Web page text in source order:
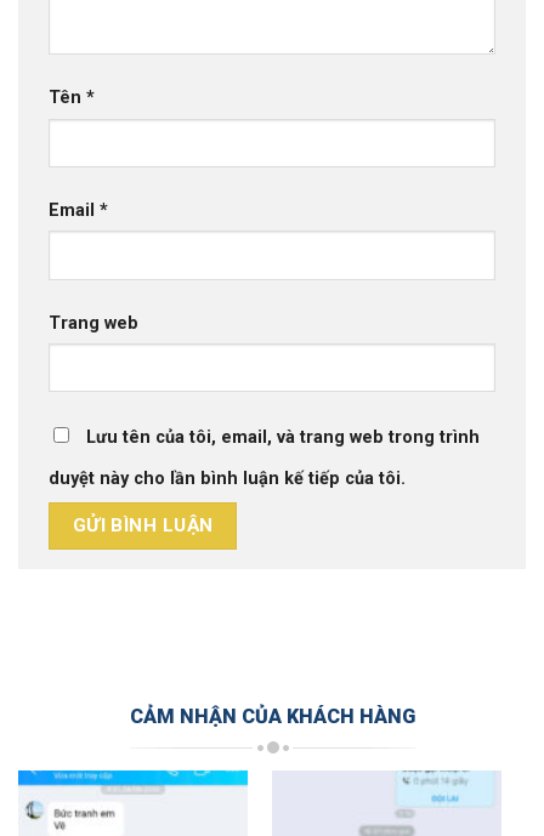
Tên *
Email *
Trang web
Lưu tên của tôi, email, và trang web trong trình
duyệt này cho lần bình luận kế tiếp của tôi.
CẢM NHẬN CỦA KHÁCH HÀNG